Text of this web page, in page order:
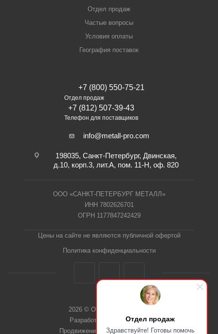
Отдел продаж
Здравствуйте! Готовы помочь
Отдел продаж
Частые вопросы
Условия оплаты
География поставок
+7 (800) 550-75-21
Отдел продаж
+7 (812) 507-39-43
Телефон для поставщиков
info@metall-pro.com
198035, Санкт-Петербург, Двинская,
д.10, корп.3, лит.А, пом. 11-Н, оф. 820
ООО «САНКТ-ПЕТЕРБУРГ МЕТАЛЛ»
ИНН 7802626701
ОГРН 1177847242429
Цены на сайте не являются публичной офертой
Политика конфиденциальности
2026 © ООО "СПб Металл"
Разработка сайта Dieztech
Продвижение сайта — Веб-Центр